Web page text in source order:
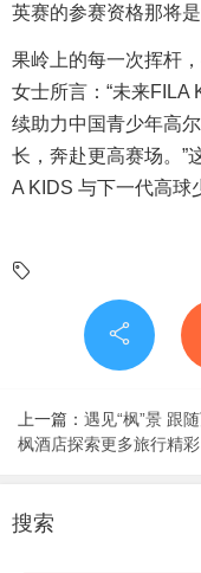
英赛的参赛资格那将
果岭上的每一次挥杆
女士所言：“未来FILA
续助力中国青少年高
长，奔赴更高赛场。”
A KIDS 与下一代高球
上一篇： 遇见“枫”景 跟
枫酒店探索更多旅行精彩
搜索